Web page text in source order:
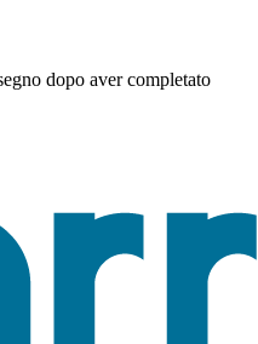
dopo aver completato